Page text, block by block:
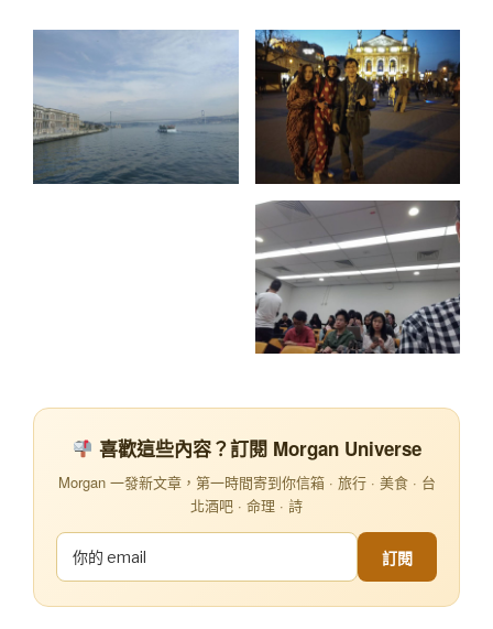
喜歡這些內容？訂閱 Morgan Universe
Morgan 一發新文章，第一時間寄到你信箱 · 旅行 · 美食 · 台
北酒吧 · 命理 · 詩
訂閱